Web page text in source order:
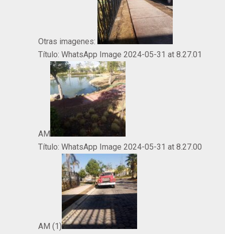
Otras imagenes:
Título: WhatsApp Image 2024-05-31 at 8.27.01
AM
Título: WhatsApp Image 2024-05-31 at 8.27.00
AM (1)